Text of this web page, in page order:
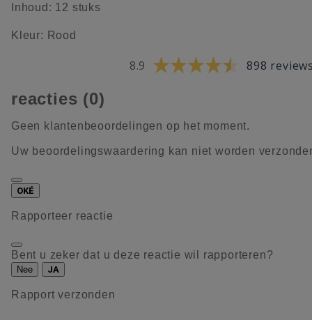
Inhoud: 12 stuks
Kleur: Rood
8.9 898
reacties (0)
Geen klantenbeoordelingen op het moment.
Uw beoordelingswaardering kan niet worden
OKÉ
Rapporteer reactie
Bent u zeker dat u deze reactie wil rapporteren?
Nee JA
Rapport verzonden